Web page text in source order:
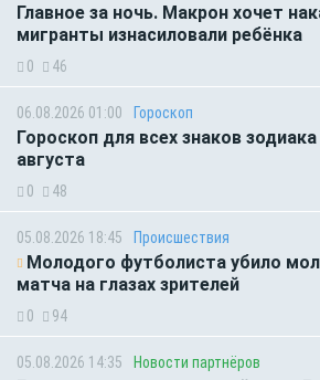
Главное за ночь. Макрон хочет
мигранты изнасиловали ребёнка
0 46
06.08.2026 01:00 Гороскоп
Гороскоп для всех знаков
августа
0 48
05.08.2026 18:45 Происшествия
Молодого футболиста убило
матча на глазах зрителей
0 94
05.08.2026 14:35 Новости партнёров